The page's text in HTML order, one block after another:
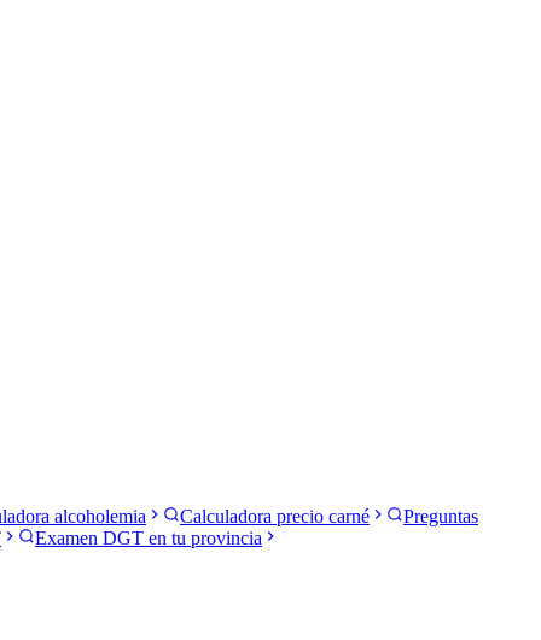
alcoholemia Calculadora precio carné
Preguntas
Examen DGT en tu provincia